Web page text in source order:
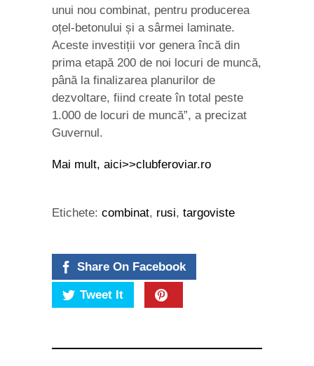
unui nou combinat, pentru producerea
oțel-betonului și a sârmei laminate.
Aceste investiții vor genera încă din
prima etapă 200 de noi locuri de muncă,
până la finalizarea planurilor de
dezvoltare, fiind create în total peste
1.000 de locuri de muncă”, a precizat
Guvernul.
Mai mult, aici>>clubferoviar.ro
Etichete: combinat, rusi, targoviste
Share On Facebook
Tweet It